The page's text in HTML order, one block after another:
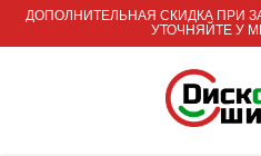
ДОПОЛНИТЕЛЬНАЯ СКИДКА ПРИ
УТОЧНЯЙТЕ У